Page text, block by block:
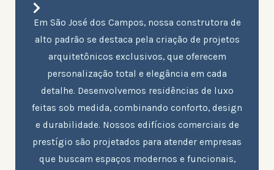
Em São José dos Campos, nossa construtora de
alto padrão se destaca pela criação de projetos
arquitetônicos exclusivos, que oferecem
personalização total e elegância em cada
detalhe. Desenvolvemos residências de luxo
feitas sob medida, combinando conforto, design
e durabilidade. Nossos edifícios comerciais de
prestígio são projetados para atender empresas
que buscam espaços modernos e funcionais,